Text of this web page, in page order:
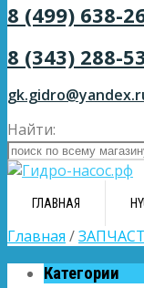
8 (499) 638-
8 (343) 288-
Найти:
ГЛАВНАЯ
Главная /
Категории